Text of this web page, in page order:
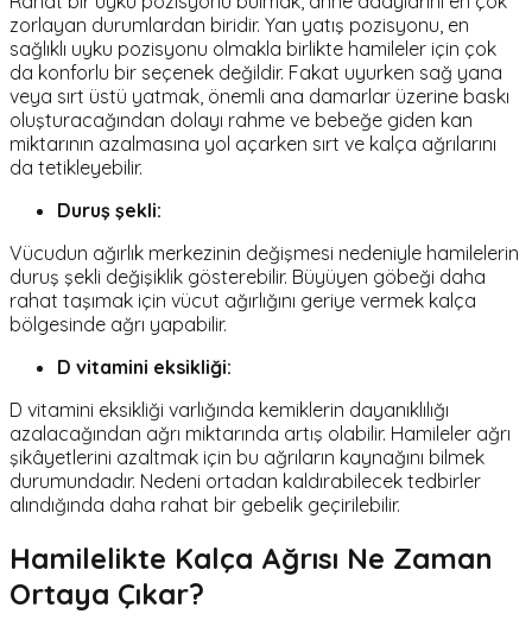
zorlayan durumlardan biridir. Yan yatış pozisyonu, en
sağlıklı uyku pozisyonu olmakla birlikte hamileler için çok
da konforlu bir seçenek değildir. Fakat uyurken sağ yana
veya sırt üstü yatmak, önemli ana damarlar üzerine baskı
oluşturacağından dolayı rahme ve bebeğe giden kan
miktarının azalmasına yol açarken sırt ve kalça ağrılarını
da tetikleyebilir.
Duruş şekli:
Vücudun ağırlık merkezinin değişmesi nedeniyle hamilelerin
duruş şekli değişiklik gösterebilir. Büyüyen göbeği daha
rahat taşımak için vücut ağırlığını geriye vermek kalça
bölgesinde ağrı yapabilir.
D vitamini eksikliği:
D vitamini eksikliği varlığında kemiklerin dayanıklılığı
azalacağından ağrı miktarında artış olabilir. Hamileler ağrı
şikâyetlerini azaltmak için bu ağrıların kaynağını bilmek
durumundadır. Nedeni ortadan kaldırabilecek tedbirler
alındığında daha rahat bir gebelik geçirilebilir.
Hamilelikte Kalça Ağrısı Ne Zaman
Ortaya Çıkar?